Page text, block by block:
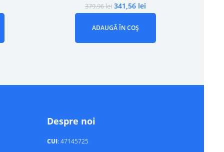
379,96lei 341,56 lei
ADAUGĂ ÎN COȘ
Despre noi
CUI: 47145725